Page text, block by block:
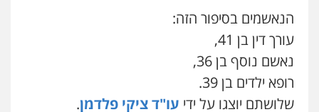
משרד עורכי דין טאי שרקי
פלילי
0547556464
הנאשמים בסיפור הזה:
עורך דין בן 41,
נאשם נוסף בן 36,
רופא ילדים בן 39.
שלושתם יוצגו על ידי עו"ד ציקי פלדמן.